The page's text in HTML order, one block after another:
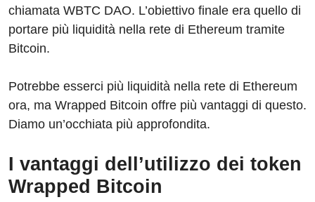
chiamata WBTC DAO. L’obiettivo finale era quello di
portare più liquidità nella rete di Ethereum tramite
Bitcoin.
Potrebbe esserci più liquidità nella rete di Ethereum
ora, ma Wrapped Bitcoin offre più vantaggi di questo.
Diamo un’occhiata più approfondita.
I vantaggi dell’utilizzo dei token
Wrapped Bitcoin